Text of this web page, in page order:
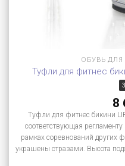
ОБУВЬ ДЛЯ
Туфли для фитнес
8
Туфли для фитнес бикини
соответствующая
рамках соревнований других
украшены стразами. Высота